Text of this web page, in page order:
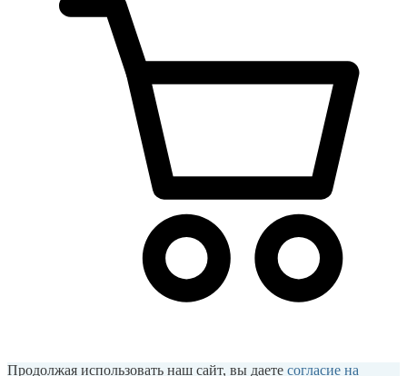
Продолжая использовать наш сайт, вы даете согласие на